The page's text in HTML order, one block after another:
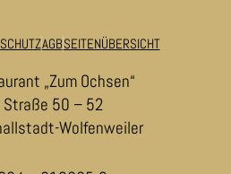
AGBSEITENÜBERSICHT
„Zum Ochsen“
Straße 50 – 52
Wolfenweiler